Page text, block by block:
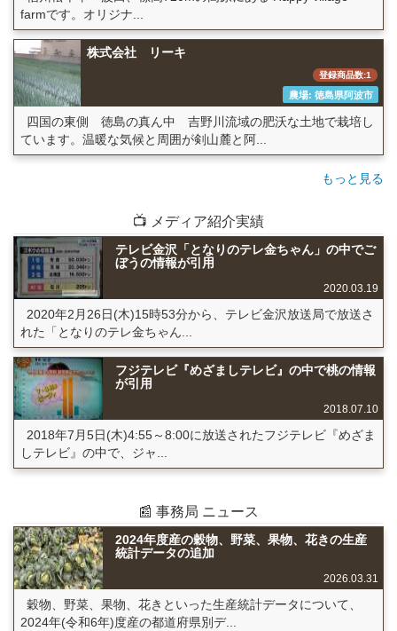
farmです。オリジナ...
株式会社 リーキ
登録商品数:1
農場: 徳島県阿波市
四国の東側 徳島の真ん中 吉野川流域の肥沃な土地で栽培し
ています。温暖な気候と周囲が剣山麓と阿...
もっと見る
📺 メディア紹介実績
テレビ金沢「となりのテレ金ちゃん」の中でご
ぼうの情報が引用
2020.03.19
2020年2月26日(木)15時53分から、テレビ金沢放送局で放送さ
れた「となりのテレ金ちゃん...
フジテレビ『めざましテレビ』の中で桃の情報
が引用
2018.07.10
2018年7月5日(木)4:55～8:00に放送されたフジテレビ『めざま
しテレビ』の中で、ジャ...
📰 事務局 ニュース
2024年度産の穀物、野菜、果物、花きの生産
統計データの追加
2026.03.31
穀物、野菜、果物、花きといった生産統計データについて、
2024年(令和6年)度産の都道府県別デ...